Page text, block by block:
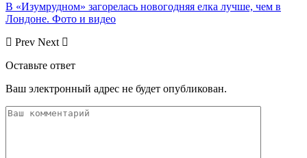
В «Изумрудном» загорелась новогодняя елка лучше, чем в
Лондоне. Фото и видео
Prev Next
Оставьте ответ
Ваш электронный адрес не будет опубликован.